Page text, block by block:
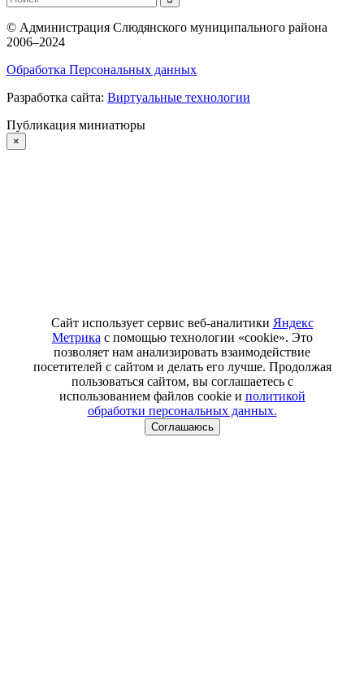
© Администрация Слюдянского муниципального района
2006–2024
Обработка Персональных данных
Разработка сайта: Виртуальные технологии
Публикация миниатюры
×
Сайт использует сервис веб-аналитики Яндекс
Метрика с помощью технологии «cookie». Это
позволяет нам анализировать взаимодействие
посетителей с сайтом и делать его лучше. Продолжая
пользоваться сайтом, вы соглашаетесь с
использованием файлов cookie и политикой
обработки персональных данных.
Соглашаюсь